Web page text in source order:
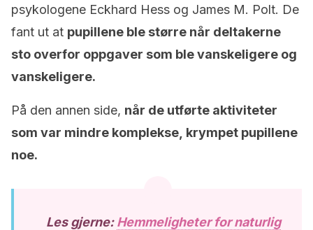
psykologene Eckhard Hess og James M. Polt. De
fant ut at pupillene ble større når deltakerne
sto overfor oppgaver som ble vanskeligere og
vanskeligere.
På den annen side, når de utførte aktiviteter
som var mindre komplekse, krympet pupillene
noe.
Les gjerne:Hemmeligheter for naturlig